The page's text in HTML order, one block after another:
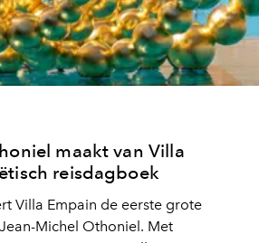
maakt van Villa
reisdagboek
Villa Empain de eerste grote
Michel Othoniel. Met